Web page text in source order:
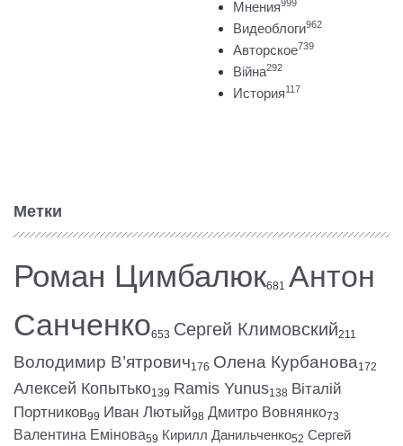
Мнения999
Видеоблоги962
Авторское739
Війна292
История117
Метки
Роман Цимбалюк681 Антон
Санченко653 Сергей Климовский211
Володимир В’ятрович176 Олена Курбанова172
Алексей Копытько139 Ramis Yunus138 Віталій
Портников99 Иван Лютый98 Дмитро Вовнянко73
Валентина Емінова59 Кирилл Данильченко52 Сергей